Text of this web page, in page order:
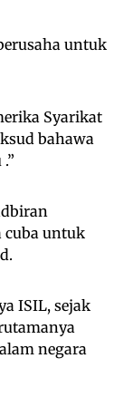
untuk
Syarikat
bahawa
cuba untuk
ISIL, sejak
negara